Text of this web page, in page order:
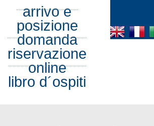
arrivo e
posizione
domanda
riservazione
online
libro d´ospiti
it